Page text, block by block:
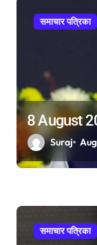
i
समाचार पत्रिका
8 August
Suraj
समाचार पत्रिका